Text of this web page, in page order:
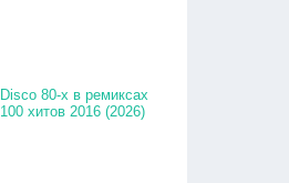
Disco 80-x в ремиксах
100 хитов 2016 (2026)